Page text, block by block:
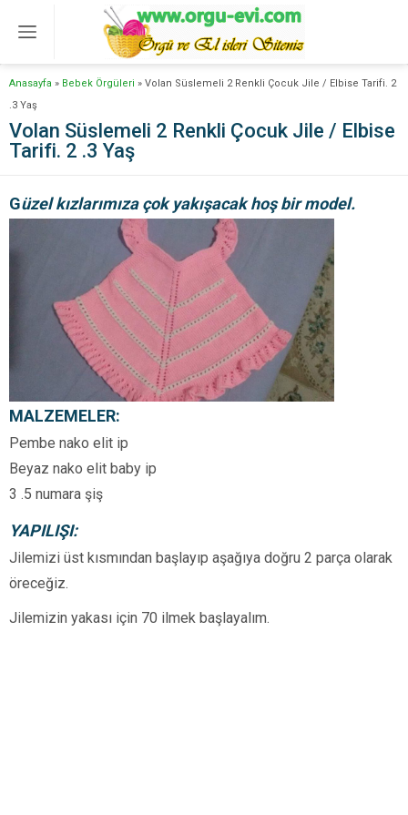
Anasayfa » Bebek Örgüleri » Volan Süslemeli 2 Renkli Çocuk Jile / Elbise Tarifi. 2
.3 Yaş
Volan Süslemeli 2 Renkli Çocuk Jile / Elbise
Tarifi. 2 .3 Yaş
Güzel kızlarımıza çok yakışacak hoş bir model.
MALZEMELER:
Pembe nako elit ip
Beyaz nako elit baby ip
3 .5 numara şiş
YAPILIŞI:
Jilemizi üst kısmından başlayıp aşağıya doğru 2 parça olarak
öreceğiz.
Jilemizin yakası için 70 ilmek başlayalım.